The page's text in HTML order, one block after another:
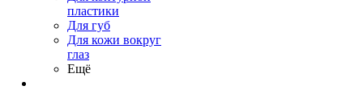
пластики
Для губ
Для кожи вокруг
глаз
Ещё